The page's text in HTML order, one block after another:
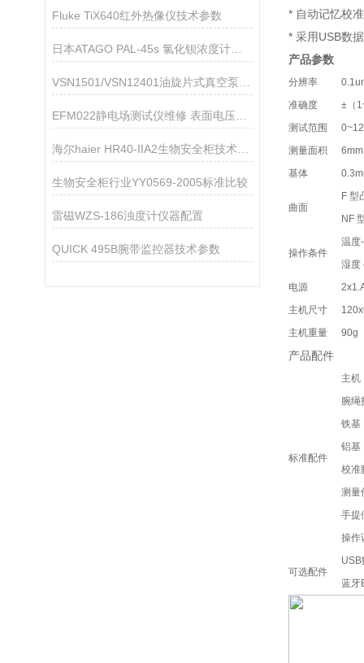
Fluke TiX640红外热像仪技术参数
日本ATAGO PAL-45s 氯化钡浓度计应用指导
海尔haier HR40-IIA2生物安全柜技术参数
生物安全柜行业YY0569-2005标准比较
雷磁WZS-186浊度计仪器配置
QUICK 495B腕带监控器技术参数
* 自动记忆校
* 采用USB数
产品参数
分辨率
准确度
±（
测试范围
测量面积
6mm
基体
曲面
F 型
NF
操作条件
温度
湿度
电源
主机尺寸
主机重量
90g
产品配件
标准配件
主机
腕绳
铁基
铝基
校准
测量
手提
操作
可选配件
USB
蓝牙